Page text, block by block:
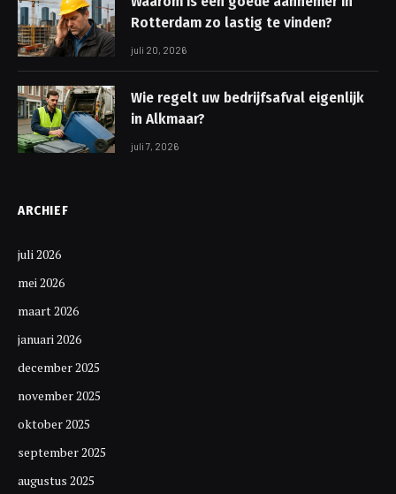
Rotterdam zo lastig te vinden?
juli 20, 2026
Wie regelt uw bedrijfsafval eigenlijk
in Alkmaar?
juli 7, 2026
ARCHIEF
juli 2026
mei 2026
maart 2026
januari 2026
december 2025
november 2025
oktober 2025
september 2025
augustus 2025